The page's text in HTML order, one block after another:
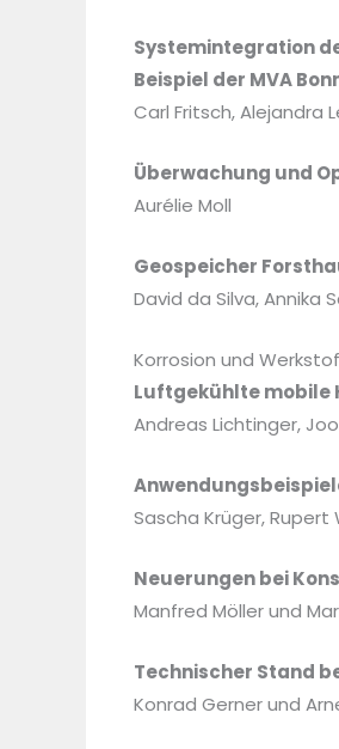
Systemintegration
Beispiel der MVA
Carl Fritsch, Alejandra
Überwachung und
Aurélie Moll
Geospeicher
David da Silva, Annika
Korrosion und
Luftgekühlte mobile
Andreas Lichtinger,
Sascha Krüger, Rupert
Neuerungen bei
Manfred Möller und
Technischer Stand
Konrad Gerner und